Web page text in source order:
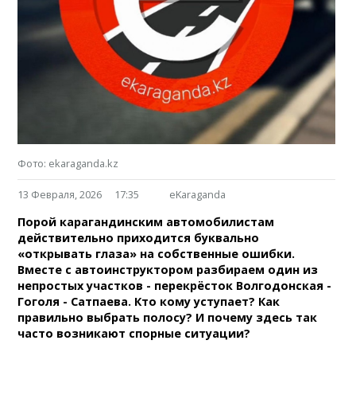
Фото: ekaraganda.kz
13 Февраля, 2026 17:35 eKaraganda
Порой карагандинским автомобилистам
действительно приходится буквально
«открывать глаза» на собственные ошибки.
Вместе с автоинструктором разбираем один из
непростых участков - перекрёсток Волгодонская -
Гоголя - Сатпаева. Кто кому уступает? Как
правильно выбрать полосу? И почему здесь так
часто возникают спорные ситуации?